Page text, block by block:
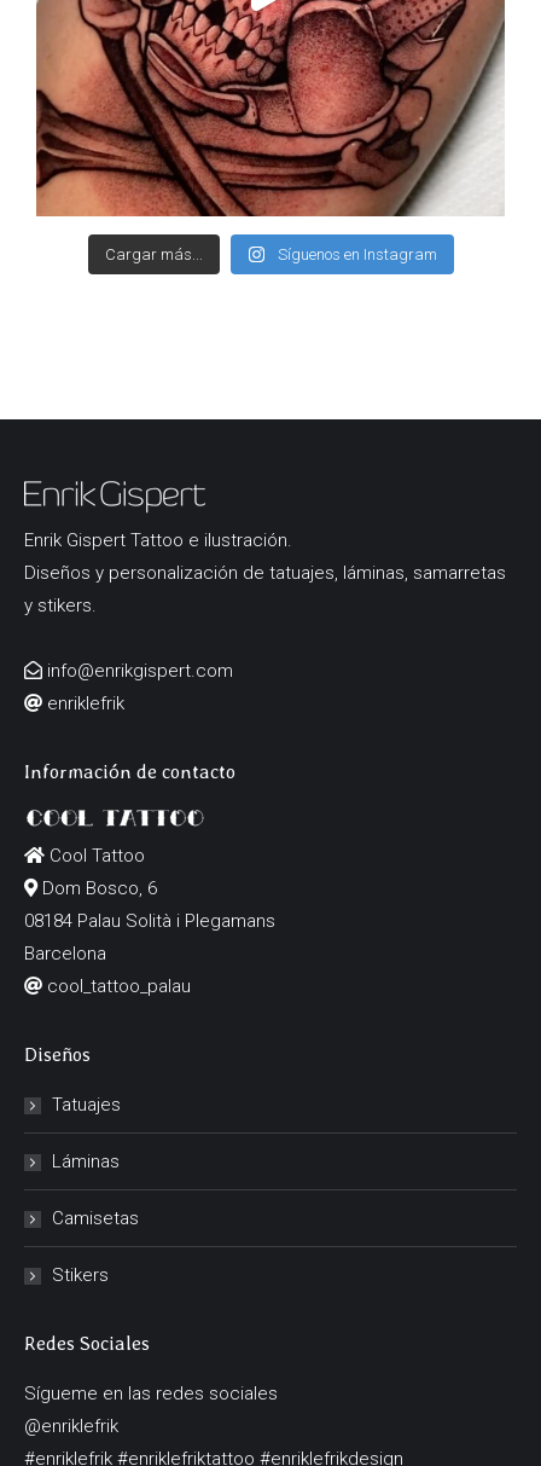
Sep 14
Cargar más... Síguenos en Instagram
Enrik Gispert Tattoo e ilustración.
Diseños y personalización de tatuajes, láminas, samarretas
y stikers.
info@enrikgispert.com
enriklefrik
Información de contacto
Cool Tattoo
Dom Bosco, 6
08184 Palau Solità i Plegamans
Barcelona
cool_tattoo_palau
Diseños
Tatuajes
Láminas
Camisetas
Stikers
Redes Sociales
Sígueme en las redes sociales
@enriklefrik
#enriklefrik #enriklefriktattoo #enriklefrikdesign